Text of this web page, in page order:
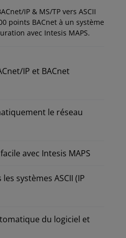
IP & MS/TP vers ASCII
points BACnet à un système
avec Intesis MAPS.
IP et BACnet
le réseau
avec Intesis MAPS
systèmes ASCII (IP
du logiciel et